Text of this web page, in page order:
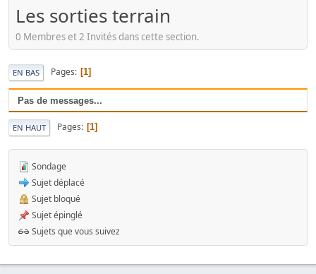
Les sorties terrain
0 Membres et 2 Invités dans cette section.
EN BAS Pages 1
Pas de messages...
EN HAUT Pages 1
Sondage
Sujet déplacé
Sujet bloqué
Sujet épinglé
Sujets que vous suivez